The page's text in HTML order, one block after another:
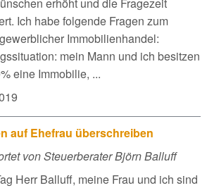
Ich habe folgende Fragen zum
Immobilienhandel:
mein Mann und ich besitzen
eine Immobilie, ...
auf Ehefrau überschreiben
von Steuerberater Björn Balluff
Herr Balluff, meine Frau und ich sind